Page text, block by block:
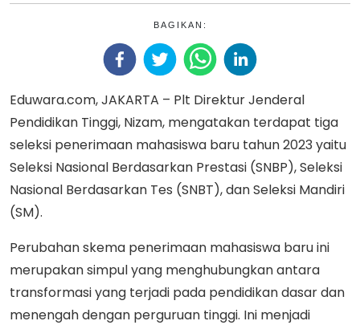
BAGIKAN:
Eduwara.com, JAKARTA – Plt Direktur Jenderal
Pendidikan Tinggi, Nizam, mengatakan terdapat tiga
seleksi penerimaan mahasiswa baru tahun 2023 yaitu
Seleksi Nasional Berdasarkan Prestasi (SNBP), Seleksi
Nasional Berdasarkan Tes (SNBT), dan Seleksi Mandiri
(SM).
Perubahan skema penerimaan mahasiswa baru ini
merupakan simpul yang menghubungkan antara
transformasi yang terjadi pada pendidikan dasar dan
menengah dengan perguruan tinggi. Ini menjadi